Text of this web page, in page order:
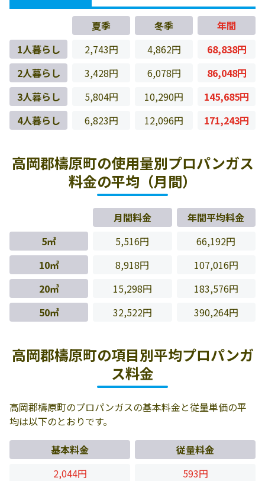
夏季 冬季
年間
1人暮らし
2,743円 4,862円
68,838円
2人暮らし
3,428円 6,078円
86,048円
3人暮らし
5,804円 10,290円
145,685円
4人暮らし
6,823円 12,096円 171,243円
高岡郡檮原町の使用量別プロパンガス
料金の平均（月間）
月間料金
年間平均料金
5㎥
5,516円
66,192円
10㎥
8,918円
107,016円
20㎥
15,298円
183,576円
50㎥
32,522円 390,264円
高岡郡檮原町の項目別平均プロパンガ
ス料金
高岡郡檮原町のプロパンガスの基本料金と従量単価の平
均は以下のとおりです。
基本料金
従量料金
2,044円
593円